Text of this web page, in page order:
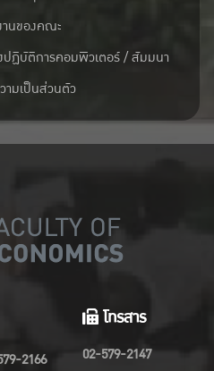
นของคณะ
ปฏิบัติการคอมพิวเตอร์ / สัมมนา
ามเป็นส่วนตัว
2166
โทรสาร
02-579-2147